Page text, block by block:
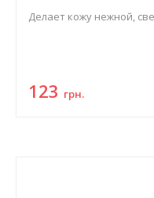
Делает кожу нежной,
123 грн.